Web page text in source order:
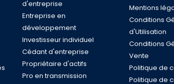
d'entreprise
Entreprise en
développement
Investisseur individuel
Cédant d'entreprise
Propriétaire d'actifs
Pro en transmission
Mentions
Conditions
d'Utilisation
Conditions
Vente
Politique de
Politique de